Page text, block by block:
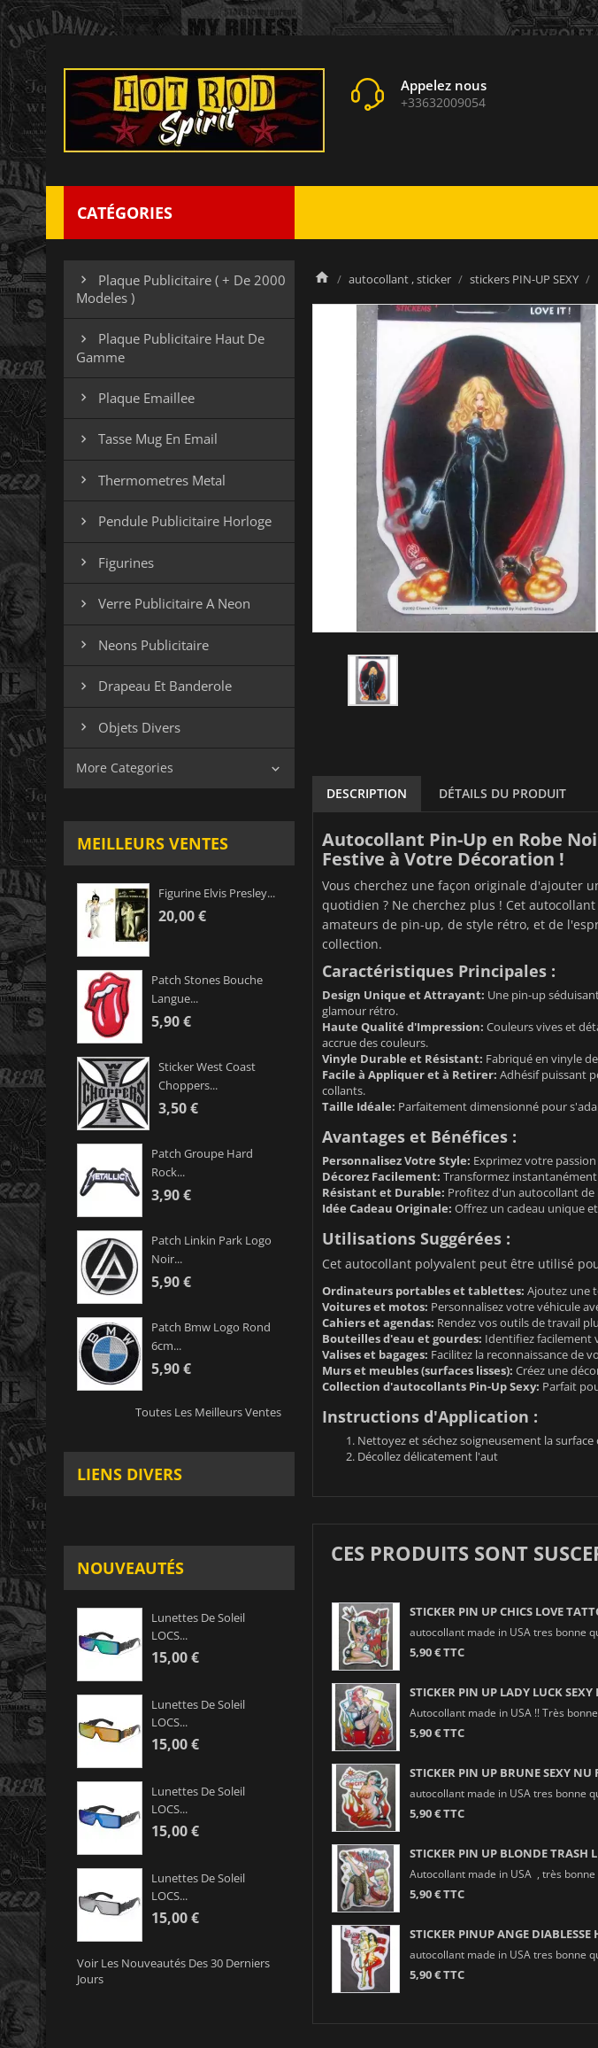
Appelez nous
+33632009054
CATÉGORIES

Plaque Publicitaire ( + De 2000
Modeles )

Plaque Publicitaire Haut De
Gamme
 Plaque Emaillee
 Tasse Mug En Email
 Thermometres Metal
 Pendule Publicitaire Horloge
 Figurines
 Verre Publicitaire A Neon
 Neons Publicitaire
 Drapeau Et Banderole
 Objets Divers
More Categories 
MEILLEURS VENTES
Figurine Elvis Presley...
20,00 €
Patch Stones Bouche
Langue...
5,90 €
Sticker West Coast
Choppers...
3,50 €
Patch Groupe Hard
Rock...
3,90 €
Patch Linkin Park Logo
Noir...
5,90 €
Patch Bmw Logo Rond
6cm...
5,90 €
Toutes Les Meilleurs Ventes
LIENS DIVERS
NOUVEAUTÉS
Lunettes De Soleil
LOCS...
15,00 €
Lunettes De Soleil
LOCS...
15,00 €
Lunettes De Soleil
LOCS...
15,00 €
Lunettes De Soleil
LOCS...
15,00 €
Voir Les Nouveautés Des 30 Derniers
Jours
autocollant , sticker stickers PIN-UP SEXY
DESCRIPTION DÉTAILS DU PRODUIT
Autocollant Pin-Up en Robe
Festive à Votre Décoration !
Vous cherchez une façon originale d'ajouter
quotidien ? Ne cherchez plus ! Cet
amateurs de pin-up, de style rétro, et de
collection.
Caractéristiques Principales :
Design Unique et Attrayant: Une pin-up
glamour rétro.
Haute Qualité d'Impression: Couleurs vives et
accrue des couleurs.
Vinyle Durable et Résistant: Fabriqué en vinyle
Facile à Appliquer et à Retirer: Adhésif puissant
collants.
Taille Idéale: Parfaitement dimensionné pour
Avantages et Bénéfices :
Personnalisez Votre Style: Exprimez votre
Décorez Facilement: Transformez
Résistant et Durable: Profitez d'un autocollant
Idée Cadeau Originale: Offrez un cadeau unique
Utilisations Suggérées :
Cet autocollant polyvalent peut être utilisé
Ordinateurs portables et tablettes: Ajoutez une
Voitures et motos: Personnalisez votre véhicule
Cahiers et agendas: Rendez vos outils de travail
Bouteilles d'eau et gourdes: Identifiez facilement
Valises et bagages: Facilitez la reconnaissance de
Murs et meubles (surfaces lisses): Créez une
Collection d'autocollants Pin-Up Sexy: Parfait
Instructions d'Application :
Nettoyez et séchez soigneusement la
Décollez délicatement l'aut
CES PRODUITS SONT
STICKER PIN UP CHICS LOVE
autocollant made in USA tres bonne
5,90 € TTC
STICKER PIN UP LADY LUCK
Autocollant made in USA !! Très
5,90 € TTC
STICKER PIN UP BRUNE SEXY NU
autocollant made in USA tres bonne
5,90 € TTC
STICKER PIN UP BLONDE TRASH
Autocollant made in USA , très bonne
5,90 € TTC
STICKER PINUP ANGE DIABLESSE
autocollant made in USA tres bonne
5,90 € TTC